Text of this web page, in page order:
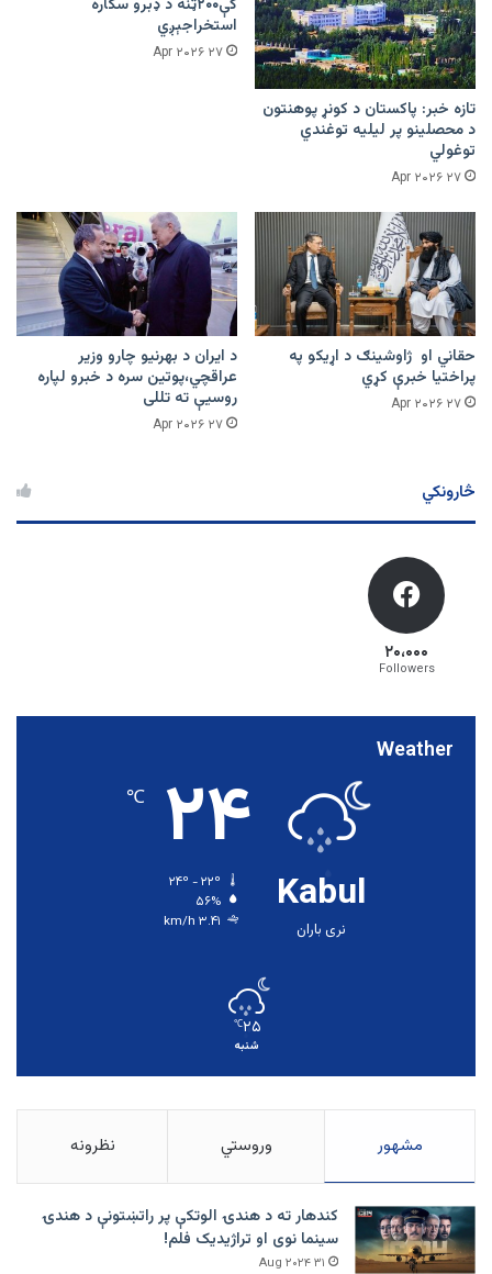
تازه خبر: پاکستان د کونړ پوهنتون
د محصلینو پر لیلیه توغندي
توغولي
۲۷ Apr ۲۰۲۶
کې۲۰۰ټنه د ډبرو سکاره
استخراجېږي
۲۷ Apr ۲۰۲۶
حقاني او ژاوشینګ د اړیکو په
پراختیا خبرې کړي
۲۷ Apr ۲۰۲۶
د ایران د بهرنیو چارو وزیر
عراقچي،پوتین سره د خبرو لپاره
روسیې ته تللی
۲۷ Apr ۲۰۲۶
څارونکي
۲۰،۰۰۰
Followers
Weather
Kabul
نری باران
۲۴ ℃
۵۶%
۳.۴۱ km/h
۲۵℃
شنبه
مشهور وروستي نظرونه
کندهار ته د هندۍ الوتکې پر راتښتونې د هندۍ
سینما نوی او تراژيديک فلم!
۳۱ Aug ۲۰۲۴